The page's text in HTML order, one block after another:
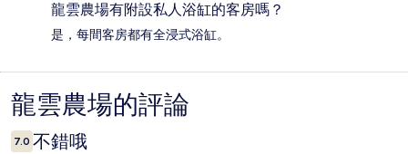
龍雲農場有附設私人浴缸的客房嗎？
是，每間客房都有全浸式浴缸。
評
論
龍雲農場的評論
7.0 不錯哦